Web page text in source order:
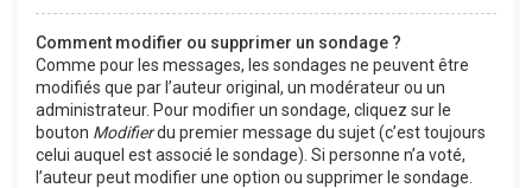
Comment modifier ou supprimer un sondage ?
Comme pour les messages, les sondages ne peuvent être
modifiés que par l’auteur original, un modérateur ou un
administrateur. Pour modifier un sondage, cliquez sur le
bouton Modifierdu premier message du sujet (c’est toujours
celui auquel est associé le sondage). Si personne n’a voté,
l’auteur peut modifier une option ou supprimer le sondage.